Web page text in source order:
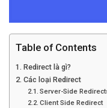
Table of Contents
Redirect là gì?
Các loại Redirect
Server-Side
Client Side Redirect